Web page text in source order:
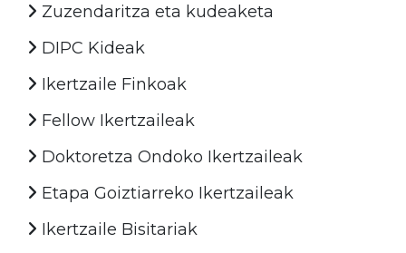
Zuzendaritza eta kudeaketa
DIPC Kideak
Ikertzaile Finkoak
Fellow Ikertzaileak
Doktoretza Ondoko Ikertzaileak
Etapa Goiztiarreko Ikertzaileak
Ikertzaile Bisitariak